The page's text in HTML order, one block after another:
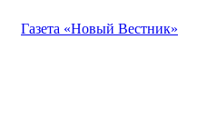
Газета «Новый Вестник»